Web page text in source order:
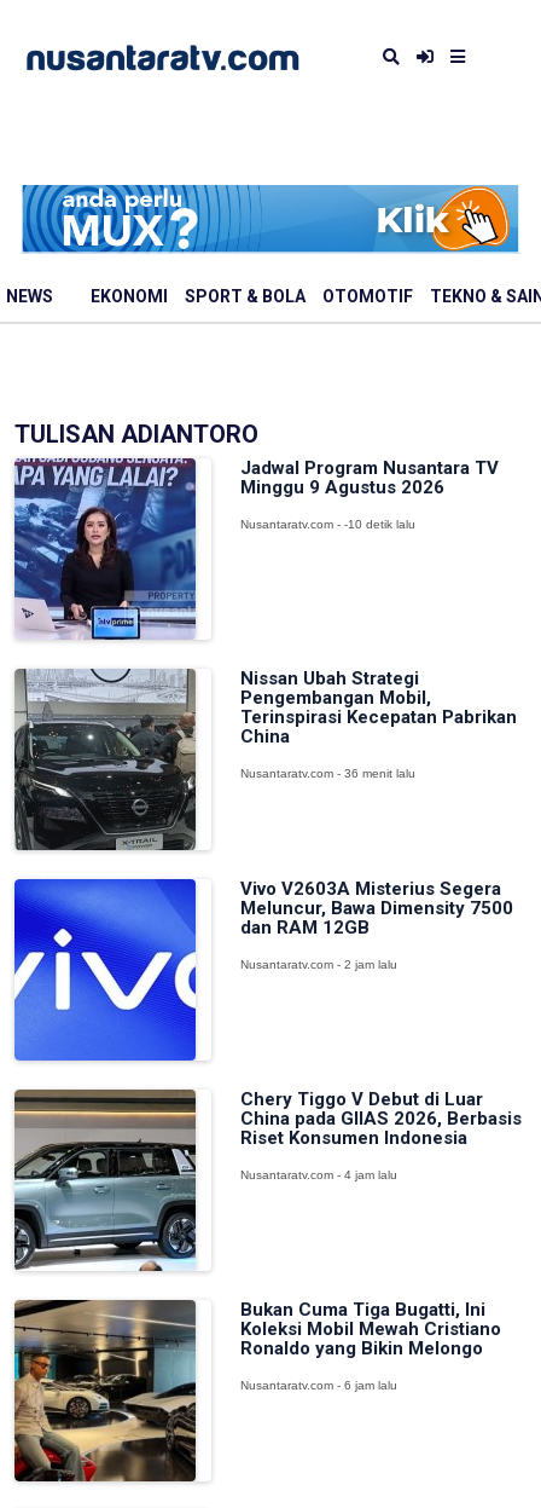
NEWS EKONOMI SPORT & BOLA OTOMOTIF TEKNO &
TULISAN ADIANTORO
Jadwal Program Nusantara TV
Minggu 9 Agustus 2026
Nusantaratv.com - -10 detik lalu
Nissan Ubah Strategi
Pengembangan Mobil,
Terinspirasi Kecepatan Pabrikan
China
Nusantaratv.com - 36 menit lalu
Vivo V2603A Misterius Segera
Meluncur, Bawa Dimensity 7500
dan RAM 12GB
Nusantaratv.com - 2 jam lalu
Chery Tiggo V Debut di Luar
China pada GIIAS 2026, Berbasis
Riset Konsumen Indonesia
Nusantaratv.com - 4 jam lalu
Bukan Cuma Tiga Bugatti, Ini
Koleksi Mobil Mewah Cristiano
Ronaldo yang Bikin Melongo
Nusantaratv.com - 6 jam lalu